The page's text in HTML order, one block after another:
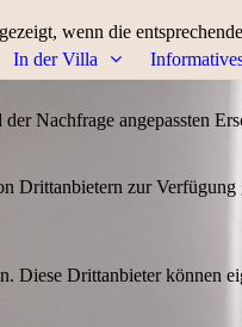
In der Villa
wenn die
Nachfrage angepassten
Drittanbietern zur
Diese Drittanbieter können